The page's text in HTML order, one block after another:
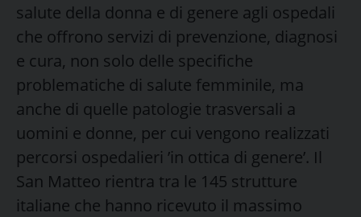
salute della donna e di genere agli ospedali
che offrono servizi di prevenzione, diagnosi
e cura, non solo delle specifiche
problematiche di salute femminile, ma
anche di quelle patologie trasversali a
uomini e donne, per cui vengono realizzati
percorsi ospedalieri ’in ottica di genere’. Il
San Matteo rientra tra le 145 strutture
italiane che hanno ricevuto il massimo